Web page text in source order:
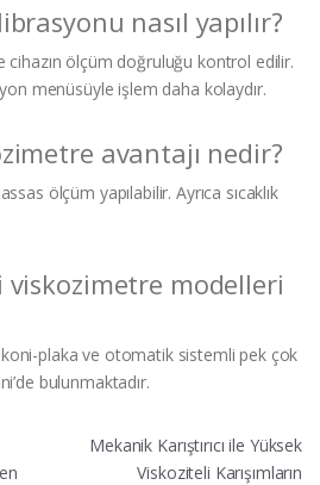
nasıl yapılır?
cihazın ölçüm doğruluğu kontrol edilir.
menüsüyle işlem daha kolaydır.
avantajı nedir?
ölçüm yapılabilir. Ayrıca sıcaklık
viskozimetre modelleri
plaka ve otomatik sistemli pek çok
bulunmaktadır.
Mekanik Karıştırıcı ile Yüksek
Viskoziteli Karışımların